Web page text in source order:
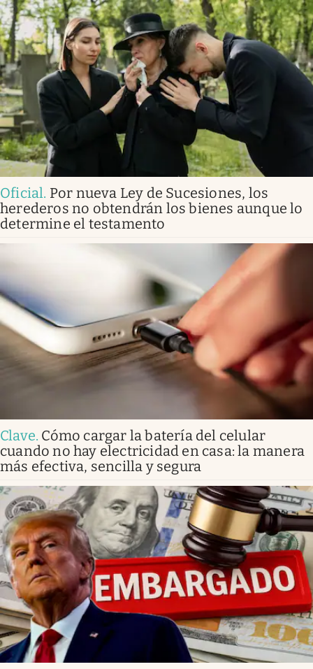
Oficial. Por nueva Ley de Sucesiones, los
herederos no obtendrán los bienes aunque lo
determine el testamento
Clave. Cómo cargar la batería del celular
cuando no hay electricidad en casa: la manera
más efectiva, sencilla y segura